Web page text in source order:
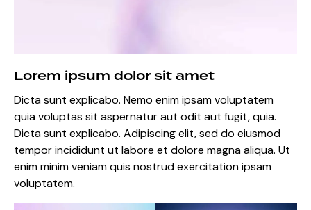
Lorem ipsum dolor sit amet
Dicta sunt explicabo. Nemo enim ipsam voluptatem
quia voluptas sit aspernatur aut odit aut fugit, quia.
Dicta sunt explicabo. Adipiscing elit, sed do eiusmod
tempor incididunt ut labore et dolore magna aliqua. Ut
enim minim veniam quis nostrud exercitation ipsam
voluptatem.